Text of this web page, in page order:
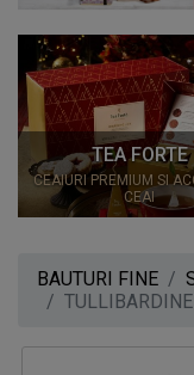
TEA FORTE
CEAIURI PREMIUM SI
CEAI
BAUTURI FINE